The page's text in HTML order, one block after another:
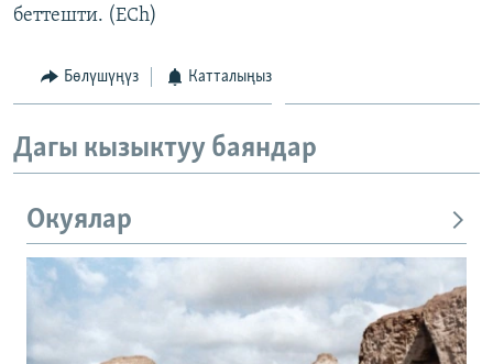
беттешти. (ECh)
Бөлүшүңүз Катталыңыз
Дагы кызыктуу баяндар
Окуялар